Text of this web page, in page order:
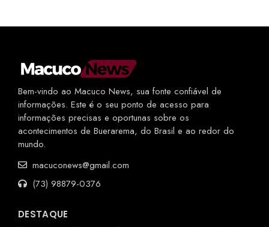
Bem-vindo ao Macuco News, sua fonte confiável de
informações. Este é o seu ponto de acesso para
informações precisas e oportunas sobre os
acontecimentos de Buerarema, do Brasil e ao redor do
mundo.
macuconews@gmail.com
(73) 98879-0376
DESTAQUE